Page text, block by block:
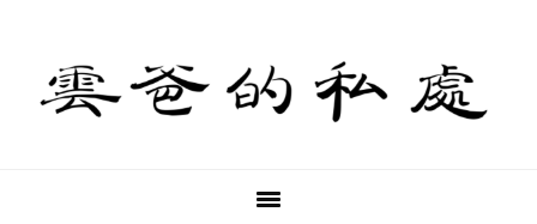
primary
navigation
content
primary
sidebar